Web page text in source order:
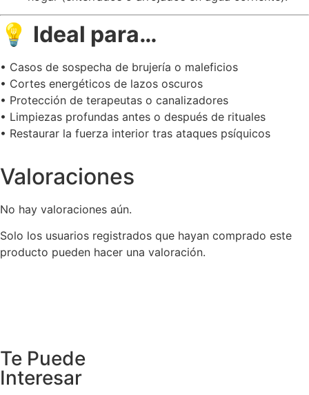
💡 Ideal para…
• Casos de sospecha de brujería o maleficios
• Cortes energéticos de lazos oscuros
• Protección de terapeutas o canalizadores
• Limpiezas profundas antes o después de rituales
• Restaurar la fuerza interior tras ataques psíquicos
Valoraciones
No hay valoraciones aún.
Solo los usuarios registrados que hayan comprado este
producto pueden hacer una valoración.
Te Puede
Interesar